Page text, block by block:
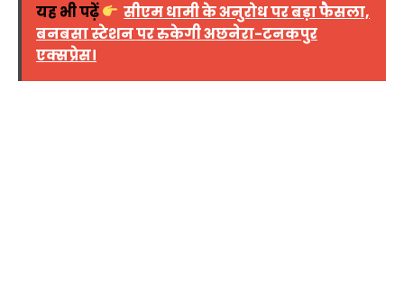
यह भी पढ़ें
सीएम धामी के अनुरोध पर बड़ा फैसला,
बनबसा स्टेशन पर रुकेगी अछनेरा-टनकपुर
एक्सप्रेस।